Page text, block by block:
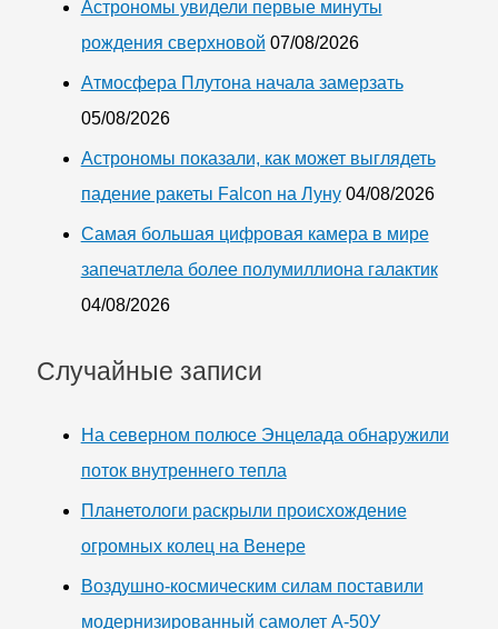
Астрономы увидели первые минуты
рождения сверхновой 07/08/2026
Атмосфера Плутона начала замерзать
05/08/2026
Астрономы показали, как может выглядеть
падение ракеты Falcon на Луну 04/08/2026
Самая большая цифровая камера в мире
запечатлела более полумиллиона галактик
04/08/2026
Случайные записи
На северном полюсе Энцелада обнаружили
поток внутреннего тепла
Планетологи раскрыли происхождение
огромных колец на Венере
Воздушно-космическим силам поставили
модернизированный самолет А-50У